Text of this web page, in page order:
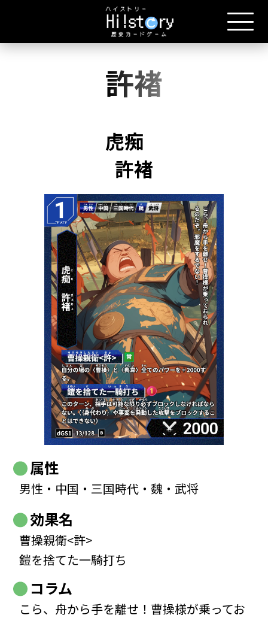
許褚
虎痴
許褚
属性
男性・中国・三国時代・魏・武将
効果名
曹操親衛<許>
鎧を捨てた一騎打ち
コラム
こら、舟から手を離せ！曹操様が乗ってお